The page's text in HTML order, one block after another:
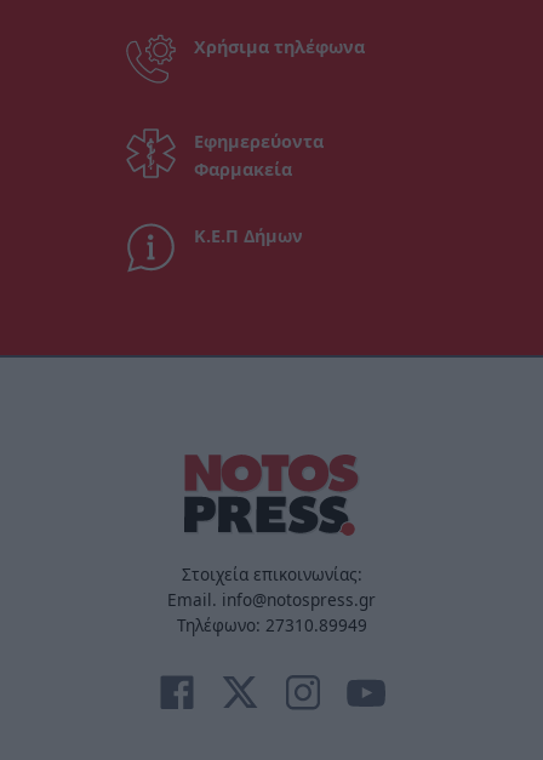
Χρήσιμα τηλέφωνα
Εφημερεύοντα
Φαρμακεία
Κ.Ε.Π Δήμων
Στοιχεία επικοινωνίας:
Email. info@notospress.gr
Τηλέφωνο: 27310.89949